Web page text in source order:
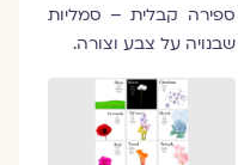
ספירה קבלית – סמליות
שבנויה על צבע וצורה.